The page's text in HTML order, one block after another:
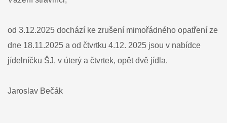
zrušení
z
18.11.2025
od 3.12.2025 dochází ke zrušení mimořádného opatření ze
dne 18.11.2025 a od čtvrtku 4.12. 2025 jsou v nabídce
jídelníčku ŠJ, v úterý a čtvrtek, opět dvě jídla.
Jaroslav Bečák